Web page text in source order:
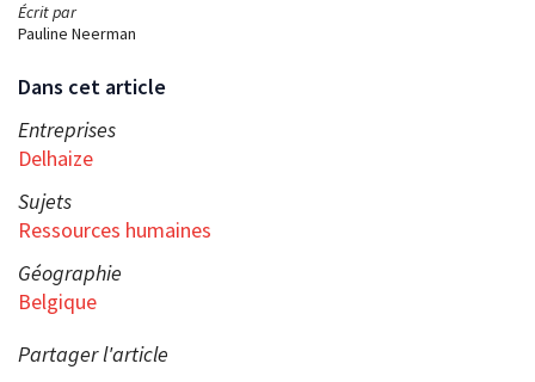
Écrit par
Pauline Neerman
Dans cet article
Entreprises
Delhaize
Sujets
Ressources humaines
Géographie
Belgique
Partager l'article